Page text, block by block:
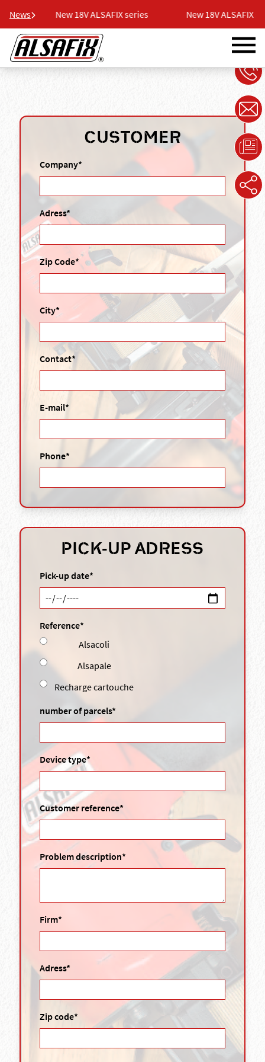
News New 18V ALSAFIX series New 18V ALSAFIX
CUSTOMER
Company*
Adress*
Zip Code*
City*
Contact*
E-mail*
Phone*
PICK-UP ADRESS
Pick-up date*
Reference*
Alsacoli
Alsapale
Recharge cartouche
number of parcels*
Device type*
Customer reference*
Problem description*
Firm*
Adress*
Zip code*